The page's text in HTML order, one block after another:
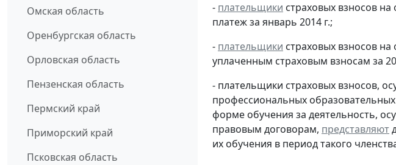
Омская область
Оренбургская область
Орловская область
Пензенская область
Пермский край
Приморский край
Псковская область
- плательщики страховых взносов
платеж за январь 2014 г.;
- плательщики страховых взносов
уплаченным страховым взносам за
- плательщики страховых взносов,
профессиональных
форме обучения за деятельность,
правовым договорам, представляют
их обучения в период такого